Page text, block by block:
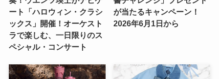
ート「ハロウィン・クラシ
ックス」開催！オーケスト
ラで楽しむ、一日限りのス
ペシャル・コンサート
が当たるキャンペーン！
2026年6月1日から